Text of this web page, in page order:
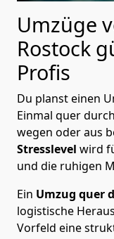
Umzüge
Rostock
Profis
Du planst einen
Einmal quer
wegen oder aus
Stresslevel wird
und die ruhigen
Ein Umzug quer
logistische
Vorfeld eine